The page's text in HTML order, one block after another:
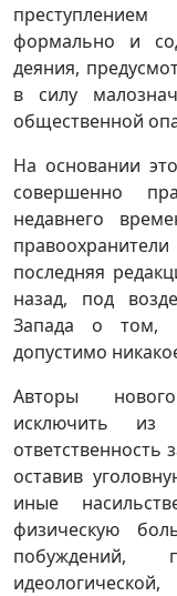
преступлением
формально и
деяния,
в силу
общественной
На основании
совершенно
недавнего
последняя
назад, под
Запада о том,
допустимо
Авторы
исключить
ответственность
оставив
иные
физическую
побуждений,